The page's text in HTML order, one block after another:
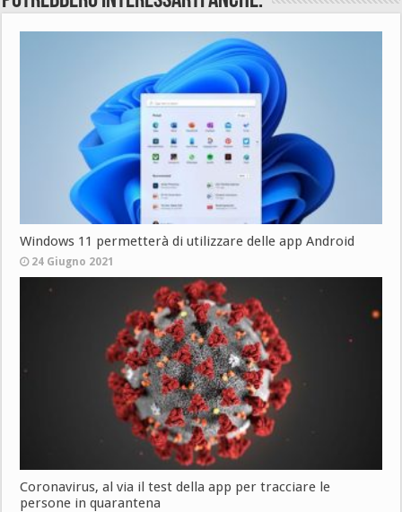
Windows 11 permetterà di utilizzare delle app Android
24 Giugno 2021
Coronavirus, al via il test della app per tracciare le
persone in quarantena